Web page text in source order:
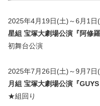
2025年4月19日(土)～6月1日
星組 宝塚大劇場公演『阿修
初舞台公演
2025年7月26日(土)～9月7日
月組 宝塚大劇場公演『GUYS
★組回り